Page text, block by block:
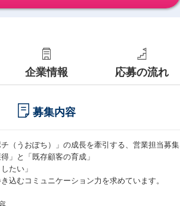
企業情報 応募の流れ
募集内容
（うおぽち）」の成長を牽引する、営業担当募
」と「既存顧客の育成」
たい」
込むコミュニケーション力を求めています。